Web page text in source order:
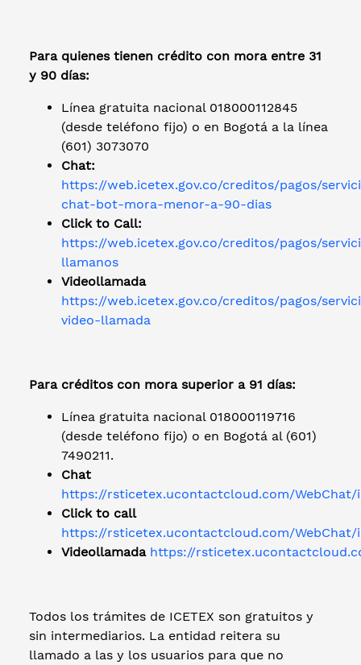
Para quienes tienen crédito con mora entre 31
y 90 días:
Línea gratuita nacional 018000112845
(desde teléfono fijo) o en Bogotá a la línea
(601) 3073070
Chat:
https://web.icetex.gov.co/creditos/pagos/
chat-bot-mora-menor-a-90-dias
Click to Call:
https://web.icetex.gov.co/creditos/pagos/
llamanos
Videollamada
https://web.icetex.gov.co/creditos/pagos/
video-llamada
Para créditos con mora superior a 91 días:
Línea gratuita nacional 018000119716
(desde teléfono fijo) o en Bogotá al (601)
7490211.
Chat
https://rsticetex.ucontactcloud.com/
Click to call
https://rsticetex.ucontactcloud.com/
Videollamada https://
Todos los trámites de ICETEX son gratuitos y
sin intermediarios. La entidad reitera su
llamado a las y los usuarios para que no